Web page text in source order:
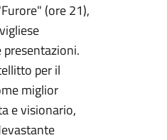
(ore 21),
per il
miglior
e visionario,